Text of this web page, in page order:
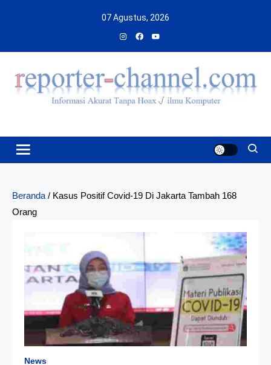
07 Agustus, 2026
Beranda / Kasus Positif Covid-19 Di Jakarta Tambah 168
Orang
News